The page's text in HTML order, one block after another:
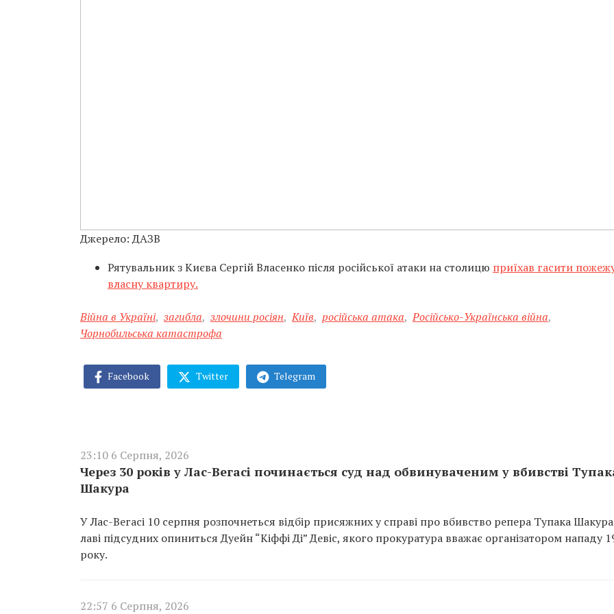
Джерело: ДАЗВ
Рятувальник з Києва Сергій Власенко після російської атаки на столицю приїхав гасити
власну квартиру.
Війна в Україні, загибла, злочини росіян, Київ, російська атака, Російсько-Українська війна,
Чорнобильська катастрофа
Facebook Twitter Telegram
23:10 6 Серпня, 2026
Через 30 років у Лас-Вегасі починається суд над обвинуваченим у вбивстві
Шакура
У Лас-Вегасі 10 серпня розпочнеться відбір присяжних у справі про вбивство репера Тупака
лаві підсудних опиниться Дуейн “Кіффі Ді” Девіс, якого прокуратура вважає організатором нападу
року.
22:57 6 Серпня, 2026